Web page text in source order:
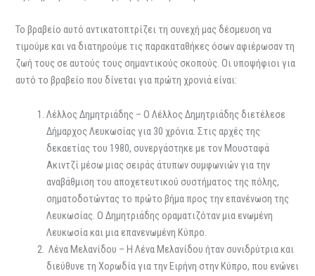
Το βραβείο αυτό αντικατοπτρίζει τη συνεχή μας δέσμευση να
τιμούμε και να διατηρούμε τις παρακαταθήκες όσων αφιέρωσαν τη
ζωή τους σε αυτούς τους σημαντικούς σκοπούς. Οι υποψήφιοι για
αυτό το βραβείο που δίνεται για πρώτη χρονιά είναι:
Λέλλος Δημητριάδης – Ο Λέλλος Δημητριάδης διετέλεσε
Δήμαρχος Λευκωσίας για 30 χρόνια. Στις αρχές της
δεκαετίας του 1980, συνεργάστηκε με τον Μουσταφά
Ακιντζί μέσω μιας σειράς άτυπων συμφωνιών για την
αναβάθμιση του αποχετευτικού συστήματος της πόλης,
σηματοδοτώντας το πρώτο βήμα προς την επανένωση της
Λευκωσίας. Ο Δημητριάδης οραματιζόταν μια ενωμένη
Λευκωσία και μια επανενωμένη Κύπρο.
Λένα Μελανίδου – Η Λένα Μελανίδου ήταν συνιδρύτρια και
διεύθυνε τη Χορωδία για την Ειρήνη στην Κύπρο, που ενώνει